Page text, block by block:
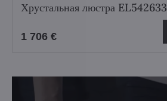
Хрустальная люстра EL542633
1 706 €